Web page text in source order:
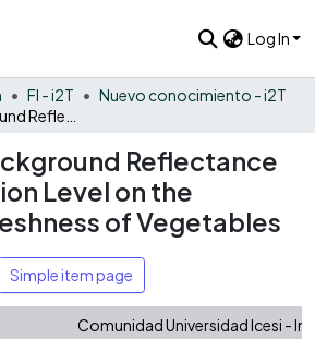
Log In
FI - i2T
Nuevo conocimiento - i2T
Reflectance
Level on the
of Vegetables
Simple item page
Comunidad Universidad Icesi -